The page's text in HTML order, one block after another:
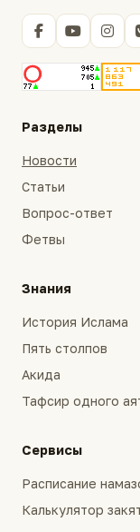
Разделы
Новости
Статьи
Вопрос-ответ
Фетвы
Знания
История Ислама
Пять столпов
Акида
Тафсир одного
Сервисы
Расписание
Калькулятор